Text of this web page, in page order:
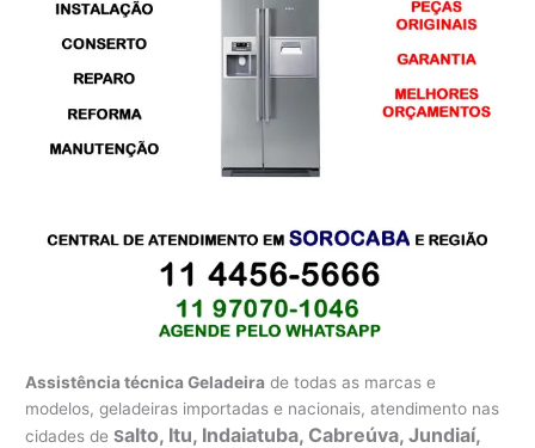
Assistência técnica Geladeira de todas as marcas e
modelos, geladeiras importadas e nacionais, atendimento nas
cidades deSalto, Itu, Indaiatuba, Cabreúva, Jundiaí,